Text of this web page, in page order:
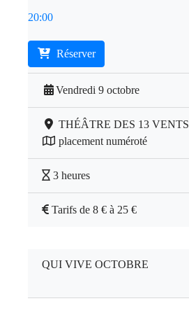
20:00
Réserver
Vendredi 9 octobre
THÉÂTRE DES 13 VENTS
placement numéroté
3 heures
Tarifs de 8 € à 25 €
QUI VIVE OCTOBRE